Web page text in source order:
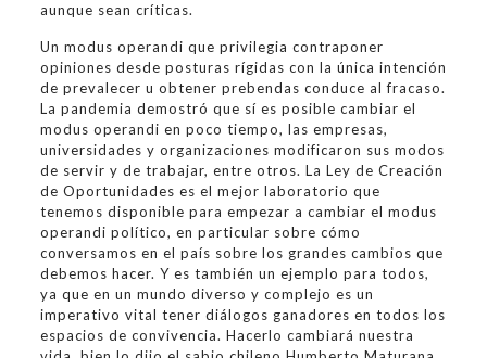
aunque sean críticas.
Un modus operandi que privilegia contraponer
opiniones desde posturas rígidas con la única intención
de prevalecer u obtener prebendas conduce al fracaso.
La pandemia demostró que sí es posible cambiar el
modus operandi en poco tiempo, las empresas,
universidades y organizaciones modificaron sus modos
de servir y de trabajar, entre otros. La Ley de Creación
de Oportunidades es el mejor laboratorio que
tenemos disponible para empezar a cambiar el modus
operandi político, en particular sobre cómo
conversamos en el país sobre los grandes cambios que
debemos hacer. Y es también un ejemplo para todos,
ya que en un mundo diverso y complejo es un
imperativo vital tener diálogos ganadores en todos los
espacios de convivencia. Hacerlo cambiará nuestra